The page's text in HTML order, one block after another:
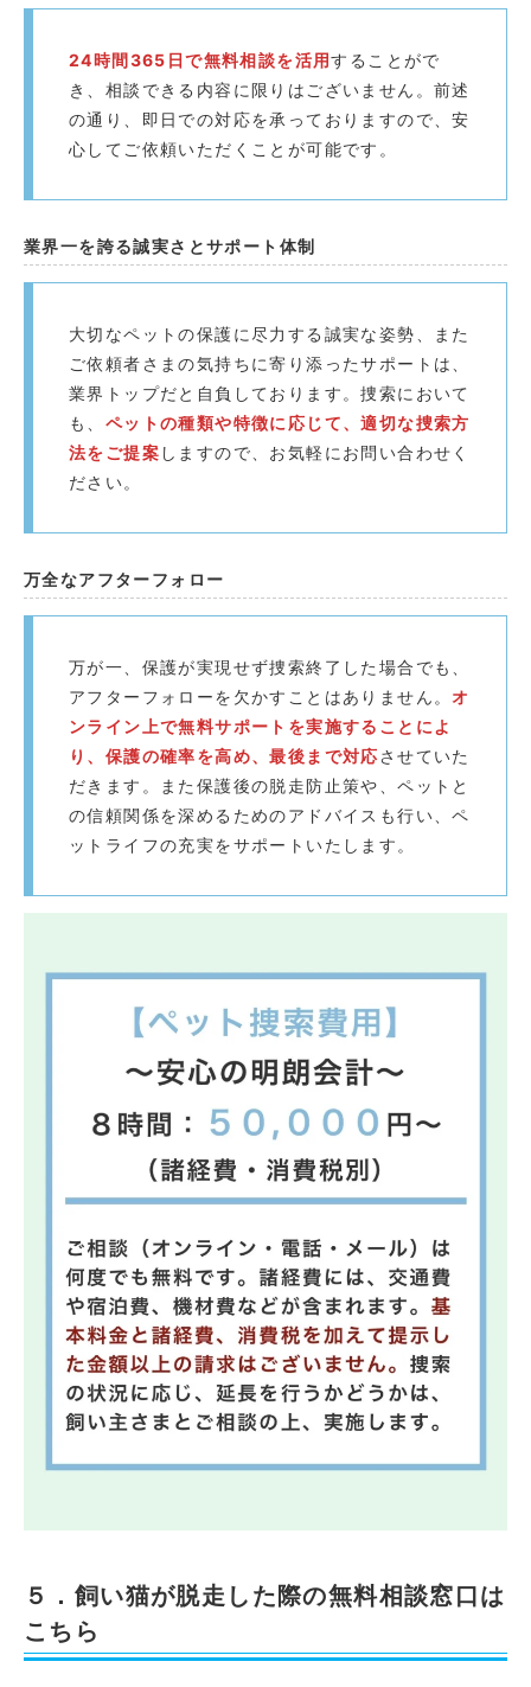
24時間365日で無料相談を活用することがで
き、相談できる内容に限りはございません。前述
の通り、即日での対応を承っておりますので、安
心してご依頼いただくことが可能です。
業界一を誇る誠実さとサポート体制
大切なペットの保護に尽力する誠実な姿勢、また
ご依頼者さまの気持ちに寄り添ったサポートは、
業界トップだと自負しております。捜索において
も、 ペットの種類や特徴に応じて、適切な捜索方
法をご提案 しますので、お気軽にお問い合わせく
ださい。
万全なアフターフォロー
万が一、保護が実現せず捜索終了した場合でも、
アフターフォローを欠かすことはありません。オ
ンライン上で無料サポートを実施することによ
り、保護の確率を高め、最後まで対応させていた
だきます。また保護後の脱走防止策や、ペットと
の信頼関係を深めるためのアドバイスも行い、ペ
ットライフの充実をサポートいたします。
５．飼い猫が脱走した際の無料相談窓口は
こちら